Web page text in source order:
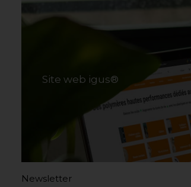
Site web igus®
Newsletter